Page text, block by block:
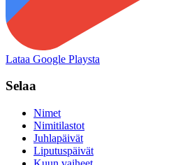
Lataa Google Playsta
Selaa
Nimet
Nimitilastot
Juhlapäivät
Liputuspäivät